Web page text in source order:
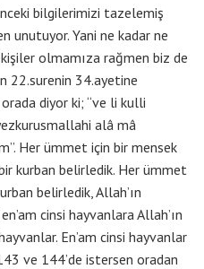
bilgilerimizi tazelemiş
unutuyor. Yani ne kadar ne
olmamıza rağmen biz de
22.surenin 34.ayetine
diyor ki; “ve li kulli
alâ mâ
Her ümmet için bir mensek
kurban belirledik. Her ümmet
belirledik, Allah’ın
cinsi hayvanlara Allah’ın
En’am cinsi hayvanlar
ve 144’de istersen oradan